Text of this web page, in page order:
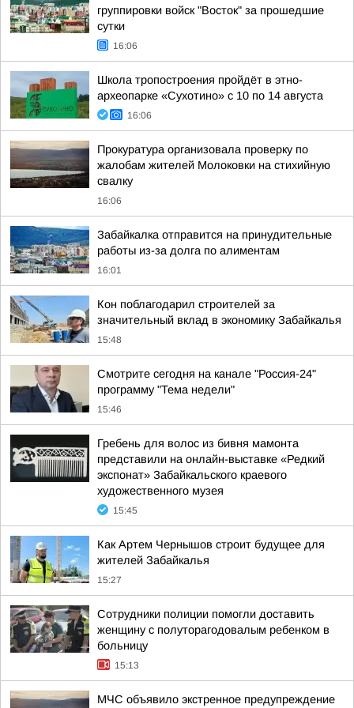
группировки войск "Восток" за прошедшие
сутки
16:06
Школа тропостроения пройдёт в этно-
археопарке «Сухотино» с 10 по 14 августа
16:06
Прокуратура организовала проверку по
жалобам жителей Молоковки на стихийную
свалку
16:06
Забайкалка отправится на принудительные
работы из-за долга по алиментам
16:01
Кон поблагодарил строителей за
значительный вклад в экономику Забайкалья
15:48
Смотрите сегодня на канале "Россия-24"
программу "Тема недели"
15:46
Гребень для волос из бивня мамонта
представили на онлайн-выставке «Редкий
экспонат» Забайкальского краевого
художественного музея
15:45
Как Артем Чернышов строит будущее для
жителей Забайкалья
15:27
Сотрудники полиции помогли доставить
женщину с полуторагодовалым ребенком в
больницу
15:13
МЧС объявило экстренное предупреждение